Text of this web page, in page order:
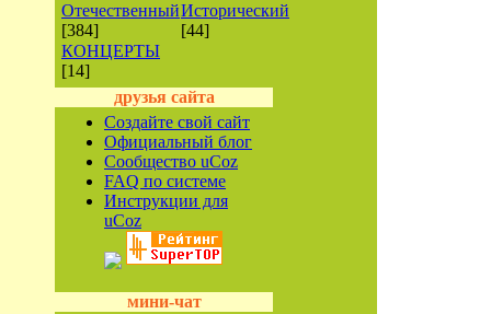
Отечественный
[384]
Исторический
[44]
КОНЦЕРТЫ
[14]
друзья сайта
Создайте свой сайт
Официальный блог
Сообщество uCoz
FAQ по системе
Инструкции для
uCoz
мини-чат